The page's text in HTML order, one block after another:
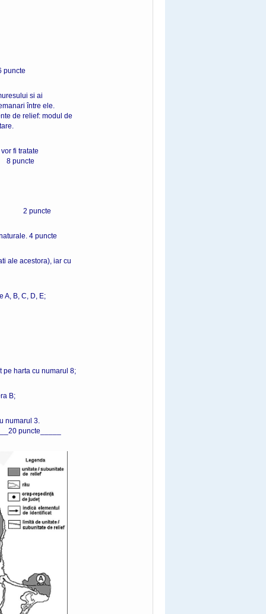
si ai
între ele.
de relief: modul de
fi tratate
2 puncte
4 puncte
ale acestora), iar cu
A, B, C, D, E;
pe harta cu numarul 8;
B;
numarul 3.
puncte_____